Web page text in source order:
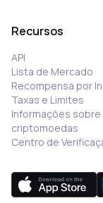
Recursos
API
Lista de Mercado
Recompensa por
Taxas e Limites
Informações sobre
criptomoedas
Centro de